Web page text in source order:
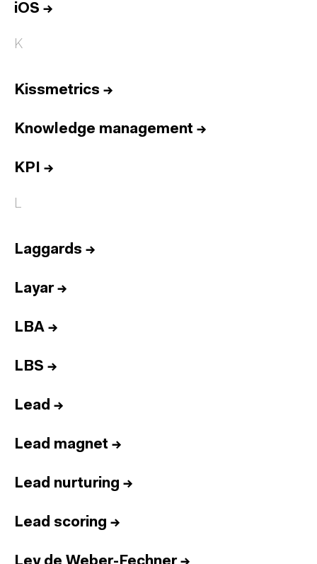
iOS →
K
Kissmetrics →
Knowledge management →
KPI →
L
Laggards →
Layar→
LBA →
LBS →
Lead →
Lead magnet →
Lead nurturing →
Lead scoring →